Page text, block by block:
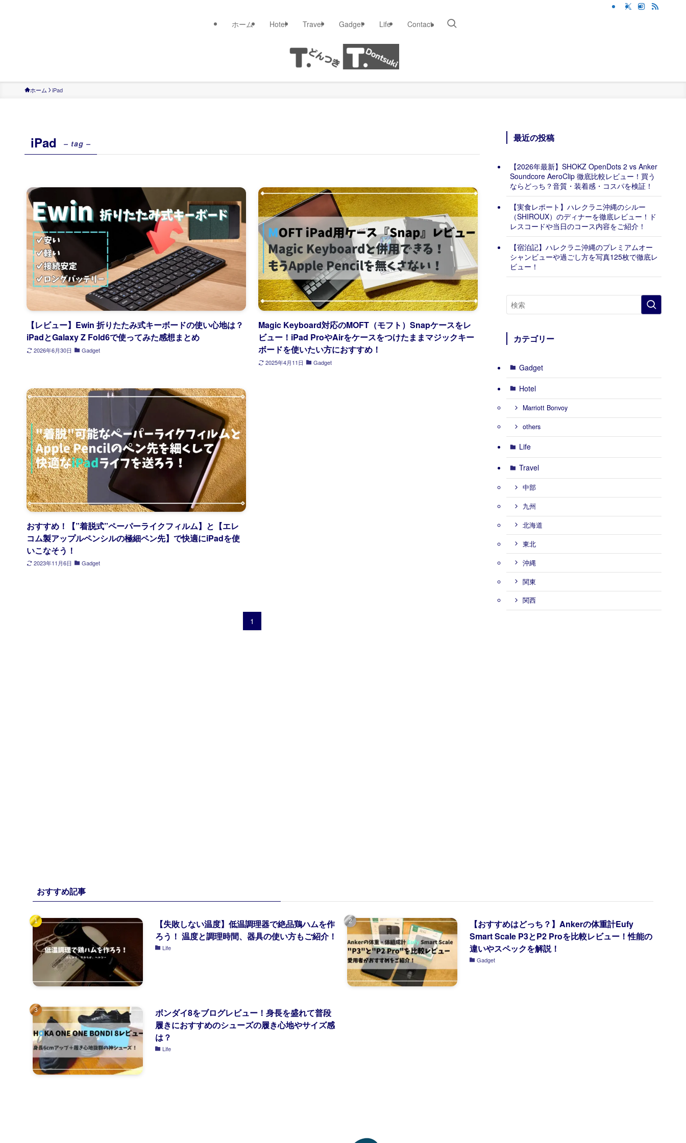
ホーム Hotel Travel Gadget Life Contact
ホーム iPad
iPad – tag –
【レビュー】Ewin 折りたたみ式キーボードの使い心地は？
iPadとGalaxy Z Fold6で使ってみた感想まとめ
2026年6月30日 Gadget
Magic Keyboard対応のMOFT（モフト）Snapケースをレ
ビュー！iPad ProやAirをケースをつけたままマジックキー
ボードを使いたい方におすすめ！
2025年4月11日 Gadget
おすすめ！【”着脱式”ペーパーライクフィルム】と【エレ
コム製アップルペンシルの極細ペン先】で快適にiPadを使
いこなそう！
2023年11月6日 Gadget
1
最近の投稿
【2026年最新】SHOKZ OpenDots 2 vs Anker
Soundcore AeroClip 徹底比較レビュー！買う
ならどっち？音質・装着感・コスパを検証！
【実食レポート】ハレクラニ沖縄のシルー
（SHIROUX）のディナーを徹底レビュー！ド
レスコードや当日のコース内容をご紹介！
【宿泊記】ハレクラニ沖縄のプレミアムオー
シャンビューや過ごし方を写真125枚で徹底レ
ビュー！
カテゴリー
Gadget
Hotel
Marriott Bonvoy
others
Life
Travel
中部
九州
北海道
東北
沖縄
関東
関西
おすすめ記事
【失敗しない温度】低温調理器で絶品鶏ハムを作
ろう！ 温度と調理時間、器具の使い方もご紹介！
Life
【おすすめはどっち？】Ankerの体重計Eufy
Smart Scale P3とP2 Proを比較レビュー！性能の
違いやスペックを解説！
Gadget
ボンダイ8をブログレビュー！身長を盛れて普段
履きにおすすめのシューズの履き心地やサイズ感
は？
Life